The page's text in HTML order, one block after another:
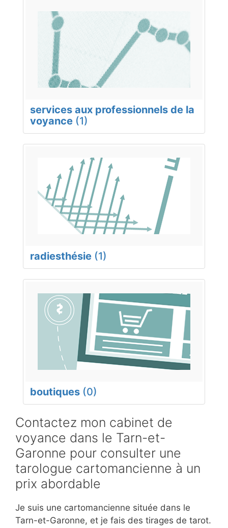
services aux professionnels de la
voyance (1)
radiesthésie (1)
boutiques (0)
Contactez mon cabinet de
voyance dans le Tarn-et-
Garonne pour consulter une
tarologue cartomancienne à un
prix abordable
Je suis une cartomancienne située dans le
Tarn-et-Garonne, et je fais des tirages de tarot.